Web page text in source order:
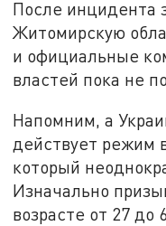
После инцидента
Житомирскую
и официальные
властей пока не
Напомним, а
действует режим
который
Изначально
возрасте от 27 до